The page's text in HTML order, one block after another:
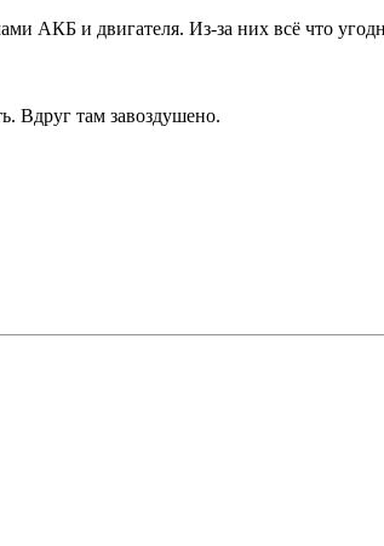
и двигателя. Из-за них всё что
Вдруг там завоздушено.